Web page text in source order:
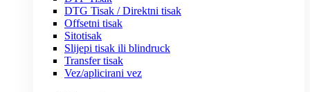
DTG Tisak / Direktni tisak
Offsetni tisak
Sitotisak
Slijepi tisak ili blindruck
Transfer tisak
Vez/aplicirani vez